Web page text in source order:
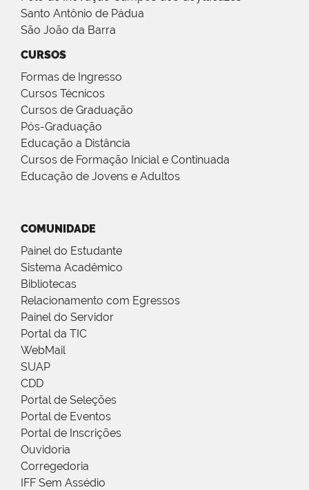
Santo Antônio de Pádua
São João da Barra
CURSOS
Formas de Ingresso
Cursos Técnicos
Cursos de Graduação
Pós-Graduação
Educação a Distância
Cursos de Formação Inicial e Continuada
Educação de Jovens e Adultos
COMUNIDADE
Painel do Estudante
Sistema Acadêmico
Bibliotecas
Relacionamento com Egressos
Painel do Servidor
Portal da TIC
WebMail
SUAP
CDD
Portal de Seleções
Portal de Eventos
Portal de Inscrições
Ouvidoria
Corregedoria
IFF Sem Assédio